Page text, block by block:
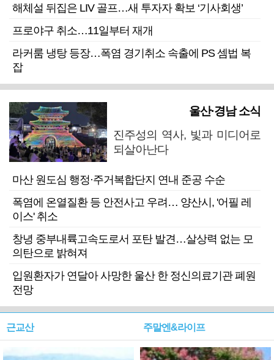
해체설 뒤집은 LIV 골프…새 투자자 확보 ‘기사회생’
프로야구 취소…11일부터 재개
라커룸 냉탕 등장…폭염 경기취소 속출에 PS 셈법 복
잡
울산·경남 소식
진주성의 역사, 빛과 미디어로
되살아난다
마산 원도심 행정·주거복합단지 연내 준공 수순
폭염에 온열질환 등 안전사고 우려… 양산시, '어필 레
이스' 취소
창녕 중부내륙고속도로서 포탄 발견…살상력 없는 모
의탄으로 밝혀져
입원환자가 연달아 사망한 울산 한 정신의료기관 폐원
전망
근교산 주말엔&라이프